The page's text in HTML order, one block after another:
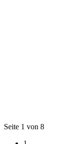
Seite 1 von 8